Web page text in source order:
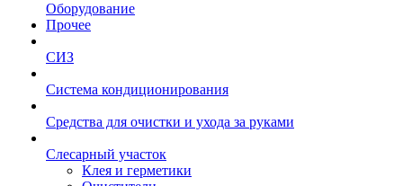
Оборудование
Прочее
СИЗ
Система кондиционирования
Средства для очистки и ухода за руками
Слесарный участок
Клея и герметики